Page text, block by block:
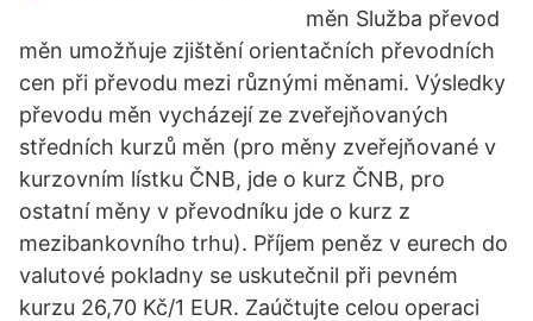
měn Služba převod
měn umožňuje zjištění orientačních převodních
cen při převodu mezi různými měnami. Výsledky
převodu měn vycházejí ze zveřejňovaných
středních kurzů měn (pro měny zveřejňované v
kurzovním lístku ČNB, jde o kurz ČNB, pro
ostatní měny v převodníku jde o kurz z
mezibankovního trhu). Příjem peněz v eurech do
valutové pokladny se uskutečnil při pevném
kurzu 26,70 Kč/1 EUR. Zaúčtujte celou operaci